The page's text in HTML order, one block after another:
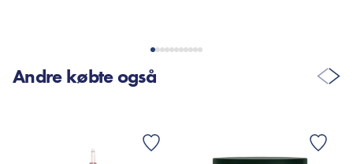
var denne en lifesaver. Min hud var efter få dage lækker og
Andre købte også